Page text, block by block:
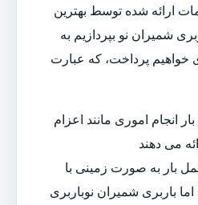
ارائه شده توسط بهترین
شمیران نو بپردازیم به
خواهیم پرداخت، که عبارت
انجام اموری مانند اعزام
می دهند
بار به صورت زمینی با
باربری شمیران نوباربری